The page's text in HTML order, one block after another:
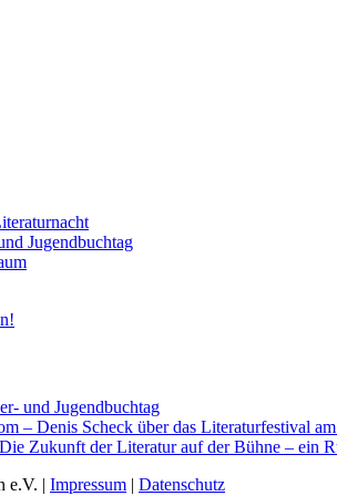
Jugendbuchtag
und Jugendbuchtag
– Denis Scheck über das Literaturfestival
Zukunft der Literatur auf der Bühne – ein
e.V. | Impressum | Datenschutz